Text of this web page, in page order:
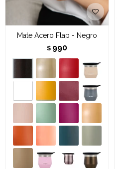
Mate Acero Flap - Negro
$ 990